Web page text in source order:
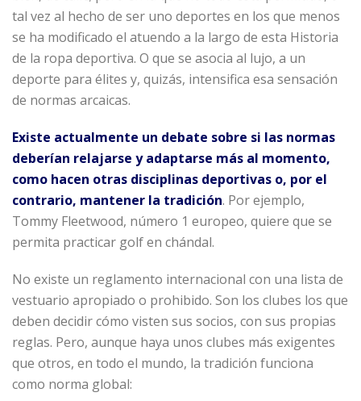
tal vez al hecho de ser uno deportes en los que menos
se ha modificado el atuendo a la largo de esta Historia
de la ropa deportiva. O que se asocia al lujo, a un
deporte para élites y, quizás, intensifica esa sensación
de normas arcaicas.
Existe actualmente un debate sobre si las normas
deberían relajarse y adaptarse más al momento,
como hacen otras disciplinas deportivas o, por el
contrario, mantener la tradición. Por ejemplo,
Tommy Fleetwood, número 1 europeo, quiere que se
permita practicar golf en chándal.
No existe un reglamento internacional con una lista de
vestuario apropiado o prohibido. Son los clubes los que
deben decidir cómo visten sus socios, con sus propias
reglas. Pero, aunque haya unos clubes más exigentes
que otros, en todo el mundo, la tradición funciona
como norma global: